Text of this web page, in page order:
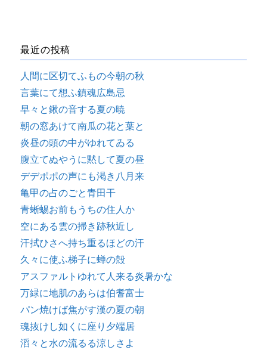
最近の投稿
人間に区切てふもの今朝の秋
言葉にて想ふ鎮魂広島忌
早々と鍬の音する夏の暁
朝の窓あけて南瓜の花と葉と
炎昼の頭の中がゆれてゐる
腹立てぬやうに黙して夏の昼
デデポポの声にも渇き八月来
亀甲の占のごと青田干
青蜥蜴お前もうちの住人か
空にある雲の掃き跡秋近し
汗拭ひさへ持ち重るほどの汗
久々に使ふ梯子に蝉の殻
アスファルトゆれて人来る炎暑かな
万緑に地肌のあらは伯耆富士
パン焼けば焦がす漢の夏の朝
魂抜けし如くに座り夕端居
滔々と水の流るる涼しさよ